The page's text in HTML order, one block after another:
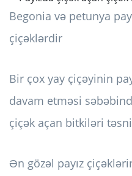
Begonia və petunya
çiçəklərdir
Bir çox yay çiçəyinin
davam etməsi
çiçək açan bitkiləri
Ən gözəl payız